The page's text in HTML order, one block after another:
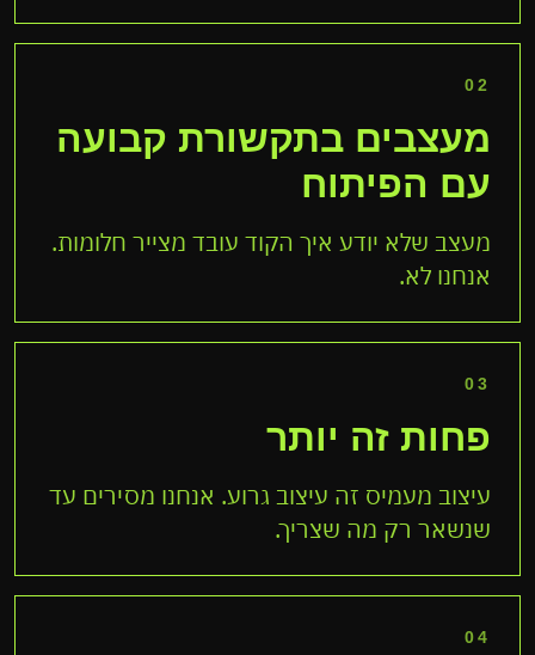
02
מעצבים בתקשורת קבועה
עם הפיתוח
מעצב שלא יודע איך הקוד עובד מצייר חלומות.
אנחנו לא.
03
פחות זה יותר
עיצוב מעמיס זה עיצוב גרוע. אנחנו מסירים עד
שנשאר רק מה שצריך.
04